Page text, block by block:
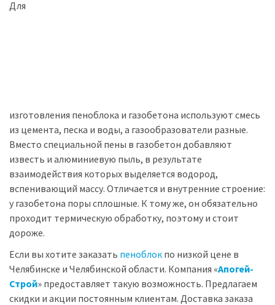
Для
изготовления пеноблока и газобетона используют смесь
из цемента, песка и воды, а газообразователи разные.
Вместо специальной пены в газобетон добавляют
известь и алюминиевую пыль, в результате
взаимодействия которых выделяется водород,
вспенивающий массу. Отличается и внутренние строение:
у газобетона поры сплошные. К тому же, он обязательно
проходит термическую обработку, поэтому и стоит
дороже.
Если вы хотите заказать пеноблок по низкой цене в
Челябинске и Челябинской области. Компания «Апогей-
Строй» предоставляет такую возможность. Предлагаем
скидки и акции постоянным клиентам. Доставка заказа